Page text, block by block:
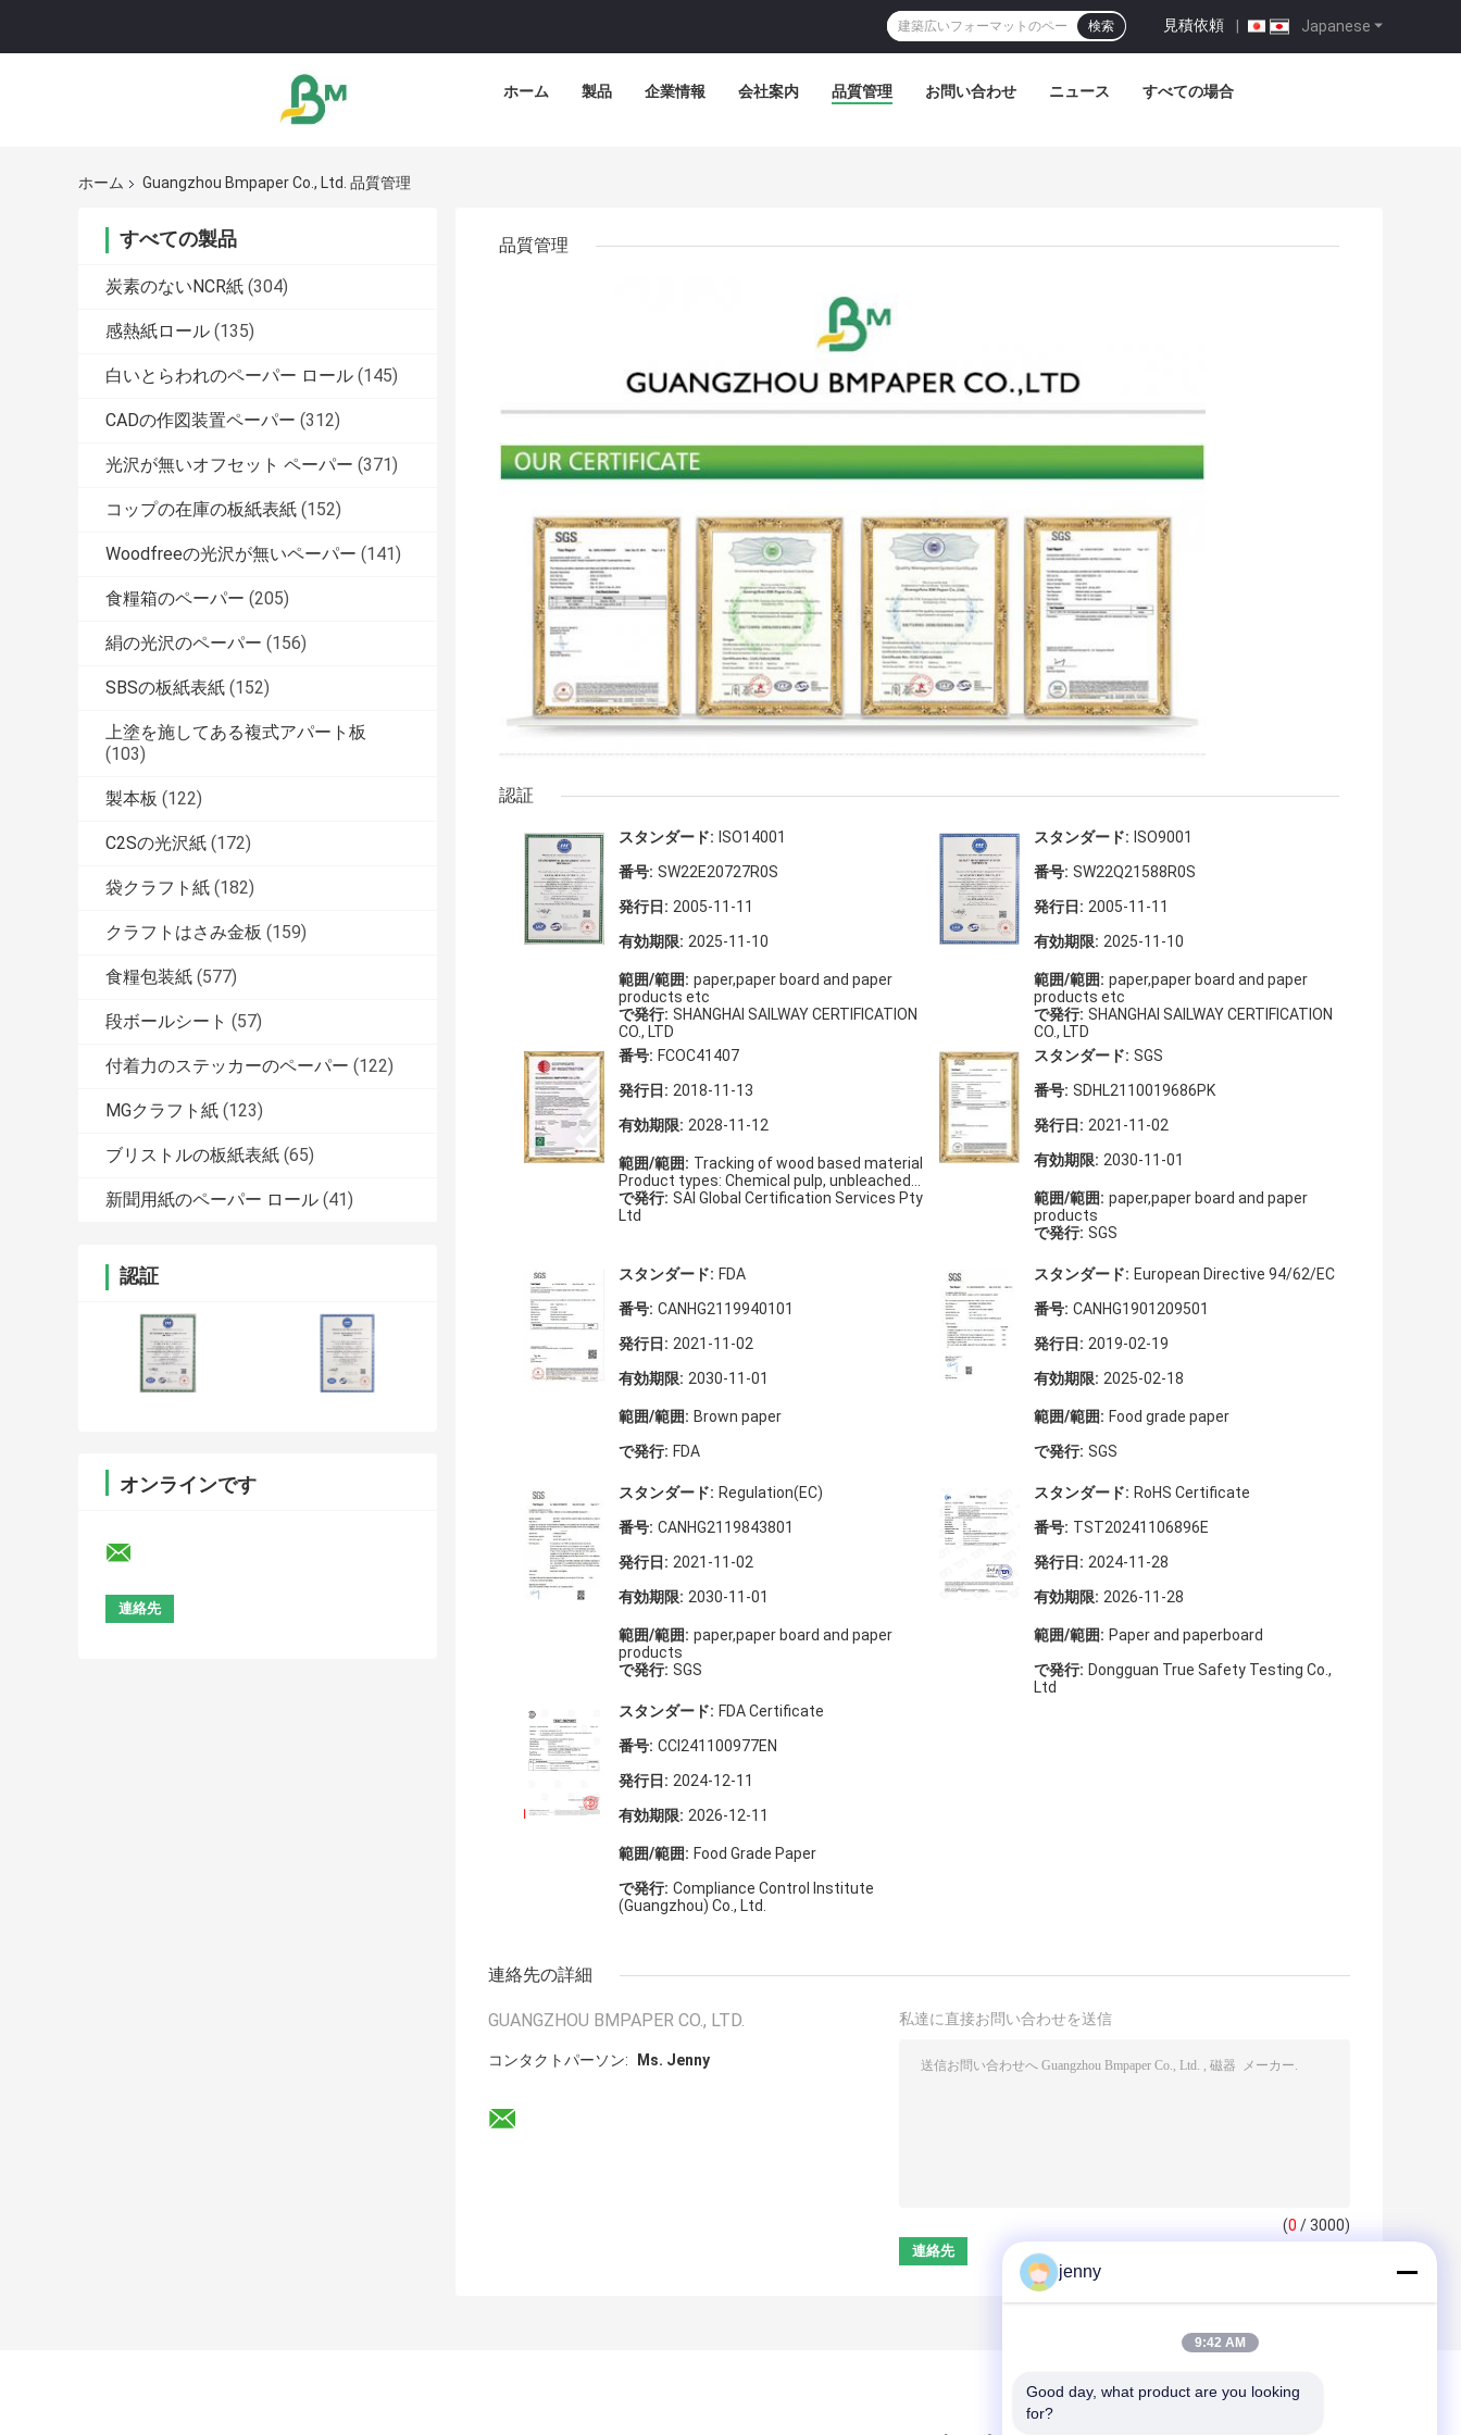
Japanese
見積依頼 |
検索
ホーム 製品 企業情報 会社案内 品質管理 お問い合わせ ニュース すべての場合
ホーム Guangzhou Bmpaper Co., Ltd. 品質管理
すべての製品
炭素のないNCR紙 (304)
感熱紙ロール (135)
白いとらわれのペーパー ロール (145)
CADの作図装置ペーパー (312)
光沢が無いオフセット ペーパー (371)
コップの在庫の板紙表紙 (152)
Woodfreeの光沢が無いペーパー (141)
食糧箱のペーパー (205)
絹の光沢のペーパー (156)
SBSの板紙表紙 (152)
上塗を施してある複式アパート板
(103)
製本板 (122)
C2Sの光沢紙 (172)
袋クラフト紙 (182)
クラフトはさみ金板 (159)
食糧包装紙 (577)
段ボールシート (57)
付着力のステッカーのペーパー (122)
MGクラフト紙 (123)
ブリストルの板紙表紙 (65)
新聞用紙のペーパー ロール (41)
認証
オンラインです
品質管理
認証
スタンダード: ISO14001
番号: SW22E20727R0S
発行日: 2005-11-11
有効期限: 2025-11-10
範囲/範囲: paper,paper board and paper
products etc
で発行: SHANGHAI SAILWAY CERTIFICATION
CO., LTD
スタンダード: ISO9001
番号: SW22Q21588R0S
発行日: 2005-11-11
有効期限: 2025-11-10
範囲/範囲: paper,paper board and paper
products etc
で発行: SHANGHAI SAILWAY CERTIFICATION
CO., LTD
番号: FCOC41407
発行日: 2018-11-13
有効期限: 2028-11-12
範囲/範囲: Tracking of wood based material
Product types: Chemical pulp, unbleached
P1.4, Copying, printing, communication
paper P2.1, Newsprint P2.2, Wrapping and
Thermographic pap
で発行: SAI Global Certification Services Pty
Ltd
スタンダード: SGS
番号: SDHL2110019686PK
発行日: 2021-11-02
有効期限: 2030-11-01
範囲/範囲: paper,paper board and paper
products
で発行: SGS
スタンダード: FDA
番号: CANHG2119940101
発行日: 2021-11-02
有効期限: 2030-11-01
範囲/範囲: Brown paper
で発行: FDA
スタンダード: European Directive 94/62/EC
番号: CANHG1901209501
発行日: 2019-02-19
有効期限: 2025-02-18
範囲/範囲: Food grade paper
で発行: SGS
スタンダード: Regulation(EC)
番号: CANHG2119843801
発行日: 2021-11-02
有効期限: 2030-11-01
範囲/範囲: paper,paper board and paper
products
で発行: SGS
スタンダード: RoHS Certificate
番号: TST20241106896E
発行日: 2024-11-28
有効期限: 2026-11-28
範囲/範囲: Paper and paperboard
で発行: Dongguan True Safety Testing Co.,
Ltd
スタンダード: FDA Certificate
番号: CCI241100977EN
発行日: 2024-12-11
有効期限: 2026-12-11
範囲/範囲: Food Grade Paper
で発行: Compliance Control Institute
(Guangzhou) Co., Ltd.
連絡先の詳細
GUANGZHOU BMPAPER CO., LTD.
コンタクトパーソン: Ms. Jenny
私達に直接お問い合わせを送信
(0 / 3000)
jenny
9:42 AM
Good day, what product are you looking
for?